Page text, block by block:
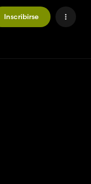
Inscribirse